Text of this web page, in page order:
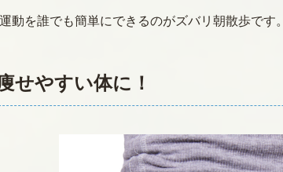
動を誰でも簡単にできるのがズバリ朝散歩です。
せやすい体に！